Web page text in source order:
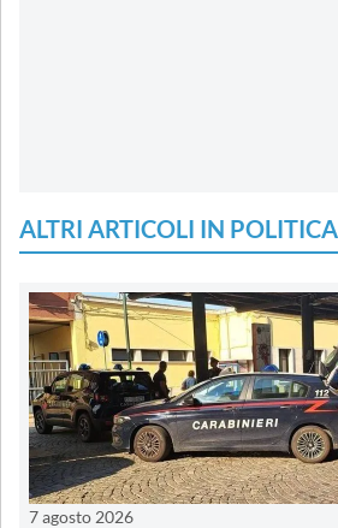
ALTRI ARTICOLI IN POLITICA
7 agosto 2026